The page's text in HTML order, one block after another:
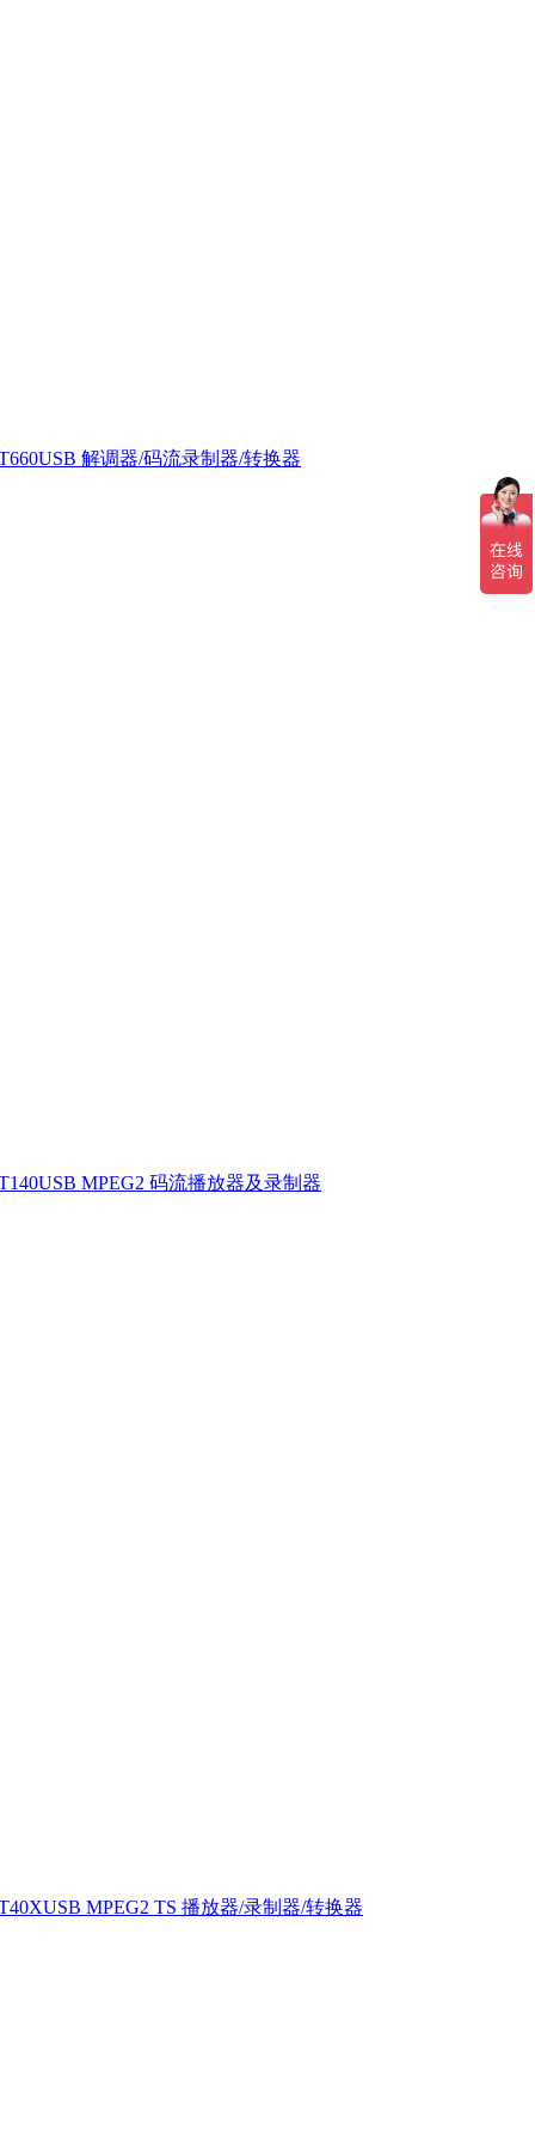
解调器/码流录制器/转换器
MPEG2 码流播放器及录制器
MPEG2 TS 播放器/录制器/转换器